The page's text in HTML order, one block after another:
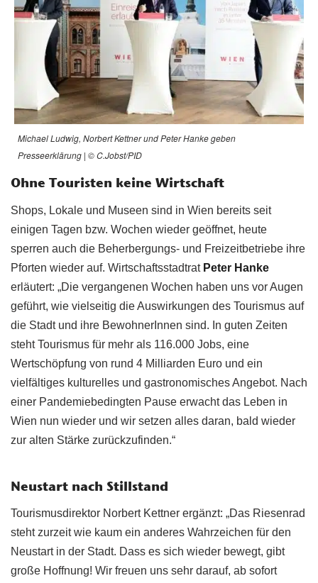
Michael Ludwig, Norbert Kettner und Peter Hanke geben
Presseerklärung | © C.Jobst/PID
Ohne Touristen keine Wirtschaft
Shops, Lokale und Museen sind in Wien bereits seit
einigen Tagen bzw. Wochen wieder geöffnet, heute
sperren auch die Beherbergungs- und Freizeitbetriebe ihre
Pforten wieder auf. Wirtschaftsstadtrat Peter Hanke
erläutert: „Die vergangenen Wochen haben uns vor Augen
geführt, wie vielseitig die Auswirkungen des Tourismus auf
die Stadt und ihre BewohnerInnen sind. In guten Zeiten
steht Tourismus für mehr als 116.000 Jobs, eine
Wertschöpfung von rund 4 Milliarden Euro und ein
vielfältiges kulturelles und gastronomisches Angebot. Nach
einer Pandemiebedingten Pause erwacht das Leben in
Wien nun wieder und wir setzen alles daran, bald wieder
zur alten Stärke zurückzufinden.“
Neustart nach Stillstand
Tourismusdirektor Norbert Kettner ergänzt: „Das Riesenrad
steht zurzeit wie kaum ein anderes Wahrzeichen für den
Neustart in der Stadt. Dass es sich wieder bewegt, gibt
große Hoffnung! Wir freuen uns sehr darauf, ab sofort